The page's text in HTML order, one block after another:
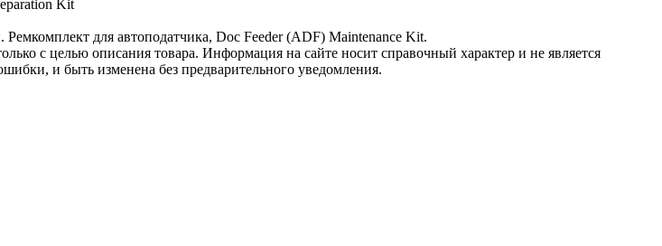
Kit
для автоподатчика, Doc Feeder (ADF) Maintenance Kit.
с целью описания товара. Информация на сайте носит справочный характер и не является
и быть изменена без предварительного уведомления.